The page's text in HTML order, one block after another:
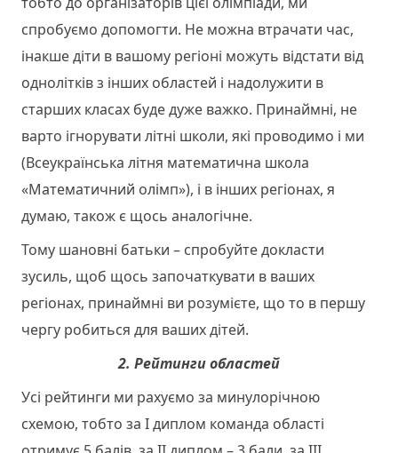
спробуємо допомогти. Не можна втрачати час,
інакше діти в вашому регіоні можуть відстати від
однолітків з інших областей і надолужити в
старших класах буде дуже важко. Принаймні, не
варто ігнорувати літні школи, які проводимо і ми
(Всеукраїнська літня математична школа
«Математичний олімп»), і в інших регіонах, я
думаю, також є щось аналогічне.
Тому шановні батьки – спробуйте докласти
зусиль, щоб щось започаткувати в ваших
регіонах, принаймні ви розумієте, що то в першу
чергу робиться для ваших дітей.
2. Рейтинги областей
Усі рейтинги ми рахуємо за минулорічною
схемою, тобто за І диплом команда області